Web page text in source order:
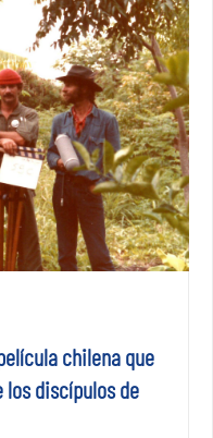
chilena que
los discípulos de